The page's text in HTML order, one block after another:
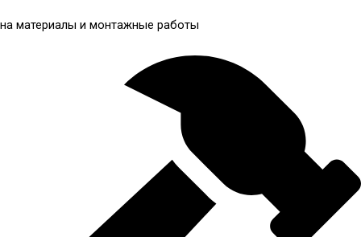
на материалы и монтажные работы